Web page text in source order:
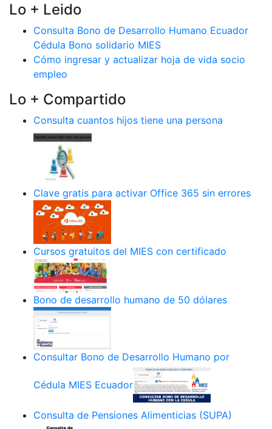
Lo + Leido
Consulta Bono de Desarrollo Humano Ecuador
Cédula Bono solidario MIES
Cómo ingresar y actualizar hoja de vida socio
empleo
Lo + Compartido
Consulta cuantos hijos tiene una persona
Clave gratis para activar Office 365 sin errores
Cursos gratuitos del MIES con certificado
Bono de desarrollo humano de 50 dólares
Consultar Bono de Desarrollo Humano por
Cédula MIES Ecuador
Consulta de Pensiones Alimenticias (SUPA)